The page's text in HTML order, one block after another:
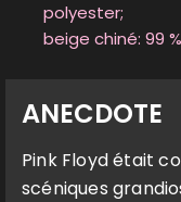
polyester;
beige chiné: 99
ANECDOTE
Pink Floyd était
scéniques